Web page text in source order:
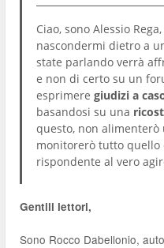
Ciao, sono Alessio
nascondermi dietro a
state parlando verrà
e non di certo su un
esprimere giudizi a
basandosi su una
questo, non
monitorerò tutto quello
rispondente al vero
Gentili lettori,
Sono Rocco Dabellonio,